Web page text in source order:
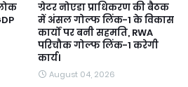
ग्रेटर नोएडा प्राधिकरण की बैठक
में अंसल गोल्फ लिंक-1 के विकास
कार्यों पर बनी सहमति, RWA
परिचौक गोल्फ लिंक-1 करेगी
कार्य।
August 04, 2026